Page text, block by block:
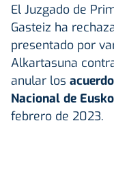
El Juzgado de
Gasteiz ha
presentado por
Alkartasuna
anular los
Nacional de
febrero de 2023.